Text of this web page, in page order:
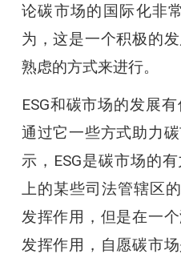
论碳市场的国际化非
为，这是一个积极的
熟虑的方式来进行。
ESG和碳市场的发展
通过它一些方式助力
示，ESG是碳市场的
上的某些司法管辖区
发挥作用，但是在一
发挥作用，自愿碳市